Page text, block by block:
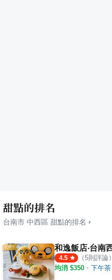
甜點的排名
台南市 中西區 甜點的排名 ›
4.5 （5則評論）
均消 $350 ・ 下午茶